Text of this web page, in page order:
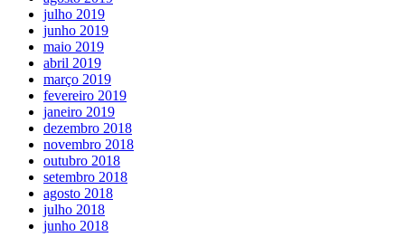
julho 2019
junho 2019
maio 2019
abril 2019
março 2019
fevereiro 2019
janeiro 2019
dezembro 2018
novembro 2018
outubro 2018
setembro 2018
agosto 2018
julho 2018
junho 2018